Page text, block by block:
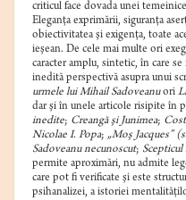
criticul face dovada unei
Eleganţa exprimării, siguranţa
obiectivitatea şi exigenţa, toate
ieşean. De cele mai multe ori
caracter amplu, sintetic, în care
inedită perspectivă asupra unui
urmele lui Mihail Sadoveanuori
dar şi în unele articole risipite în
inedite; Creangă şi Junimea;
Nicolae I. Popa; „Moş Jacques”
Sadoveanu necunoscut;
permite aproximări, nu admite
care pot fi verificate şi este
psihanalizei, a istoriei